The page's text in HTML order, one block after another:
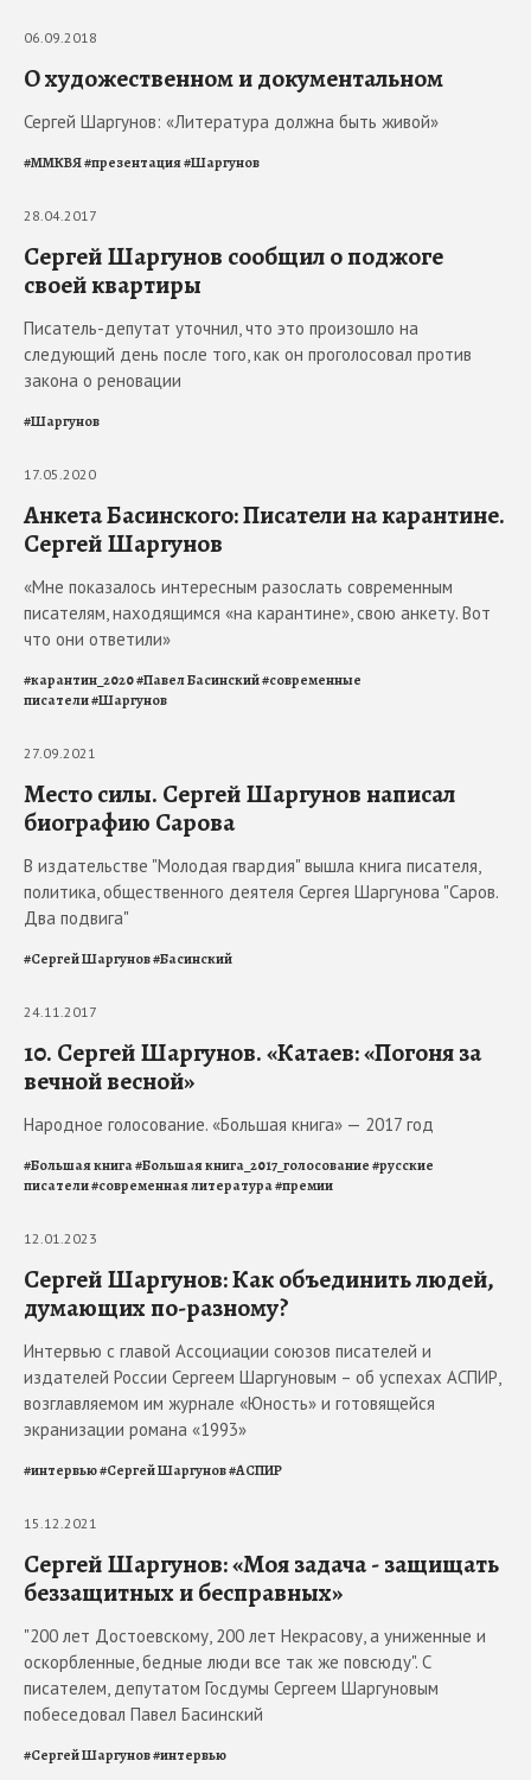
06.09.2018
О художественном и документальном
Сергей Шаргунов: «Литература должна быть живой»
#ММКВЯ#презентация#Шаргунов
28.04.2017
Сергей Шаргунов сообщил о поджоге
своей квартиры
Писатель-депутат уточнил, что это произошло на
следующий день после того, как он проголосовал против
закона о реновации
#Шаргунов
17.05.2020
Анкета Басинского: Писатели на карантине.
Сергей Шаргунов
«Мне показалось интересным разослать современным
писателям, находящимся «на карантине», свою анкету. Вот
что они ответили»
#карантин_2020#Павел Басинский#современные
писатели#Шаргунов
27.09.2021
Место силы. Сергей Шаргунов написал
биографию Сарова
В издательстве "Молодая гвардия" вышла книга писателя,
политика, общественного деятеля Сергея Шаргунова "Саров.
Два подвига"
#Сергей Шаргунов#Басинский
24.11.2017
10. Сергей Шаргунов. «Катаев: «Погоня за
вечной весной»
Народное голосование. «Большая книга» — 2017 год
#Большая книга#Большая книга_2017_голосование#русские
писатели#современная литература#премии
12.01.2023
Сергей Шаргунов: Как объединить людей,
думающих по-разному?
Интервью с главой Ассоциации союзов писателей и
издателей России Сергеем Шаргуновым – об успехах АСПИР,
возглавляемом им журнале «Юность» и готовящейся
экранизации романа «1993»
#интервью#Сергей Шаргунов#АСПИР
15.12.2021
Сергей Шаргунов: «Моя задача - защищать
беззащитных и бесправных»
"200 лет Достоевскому, 200 лет Некрасову, а униженные и
оскорбленные, бедные люди все так же повсюду". С
писателем, депутатом Госдумы Сергеем Шаргуновым
побеседовал Павел Басинский
#Сергей Шаргунов#интервью